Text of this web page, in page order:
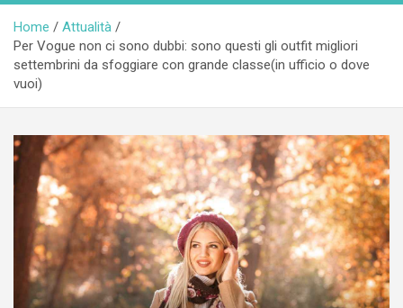
Home
Attualità
Per Vogue non ci sono dubbi: sono questi gli outfit migliori
settembrini da sfoggiare con grande classe(in ufficio o dove
vuoi)